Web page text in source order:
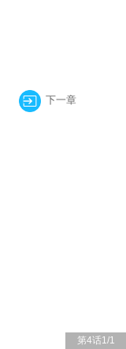
第4话1/1
下一章